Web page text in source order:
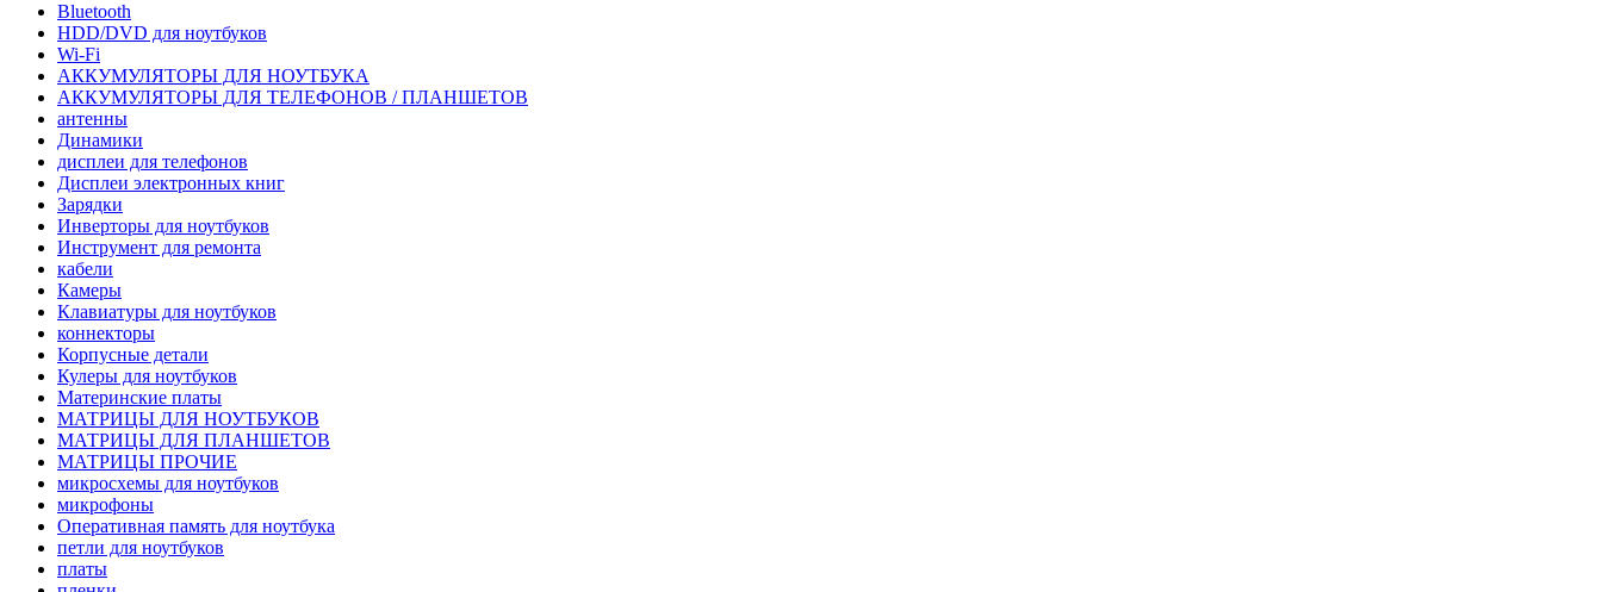
Bluetooth
HDD/DVD для ноутбуков
Wi-Fi
АККУМУЛЯТОРЫ ДЛЯ НОУТБУКА
АККУМУЛЯТОРЫ ДЛЯ ТЕЛЕФОНОВ / ПЛАНШЕТОВ
антенны
Динамики
дисплеи для телефонов
Дисплеи электронных книг
Зарядки
Инверторы для ноутбуков
Инструмент для ремонта
кабели
Камеры
Клавиатуры для ноутбуков
коннекторы
Корпусные детали
Кулеры для ноутбуков
Материнские платы
МАТРИЦЫ ДЛЯ НОУТБУКОВ
МАТРИЦЫ ДЛЯ ПЛАНШЕТОВ
МАТРИЦЫ ПРОЧИЕ
микросхемы для ноутбуков
микрофоны
Оперативная память для ноутбука
петли для ноутбуков
платы